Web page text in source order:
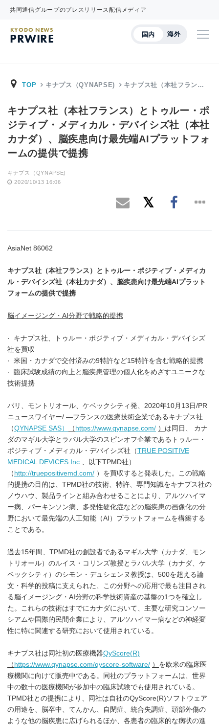
共同通信グループのプレスリリース配信メディア
国内 海外
KYODO NEWS
PRWIRE
TOP キナプス（QYNAPSE) キナプス社（本社フラン…
キナプス社（本社フランス）とトゥルー・ポ
ジティブ・メディカル・デバイシズ社（本社
カナダ）、脳疾患向け最先端AIプラットフォ
ームの提供で提携
キナプス（QYNAPSE)
2020/10/13 16:06
AsiaNet 86062
キナプス社（本社フランス）とトゥルー・ポジティブ・メディカ
ル・デバイシズ社（本社カナダ）、脳疾患向け最先端AI プラット
フォームの提供で提携
脳イメージング・ AI 分野で戦略的提携
· キナプス社、トゥルー・ポジティブ・メディカル・デバイシズ
社を買収
· 米国・カナダで交付済みの9特許など15特許を含む戦略的提携
· 臨床試験成績の向上と脳疾患管理の個人化をめざすユニークな
技術提携
パリ、モントリオール、ケベックシティ発、2020年10月13日/PR
ニュースワイヤー/ ―フランスの医療技術企業であるキナプス社
（QYNAPSE SAS） （ https://www.qynapse.com/ ） は同日、 カナ
ダのマギル大学とラバル大学のスピンオフ企業であるトゥルー・
ポジティブ・メディカル・デバイシズ社（TRUE POSITIVE
MEDICAL DEVICES Inc.、以下TPMD社）
（ http://truepositivemd.com/ ）を買収すると発表した。この戦略
的提携の目的は、TPMD社の技術、特許、専門知識をキナプス社の
ノウハウ、製品ラインと組み合わせることにより、アルツハイマ
ー病、パーキンソン病、多発性硬化症などの脳疾患の画像化の分
野において最先端の人工知能（AI）プラットフォームを構築する
ことである。
過去15年間、TPMD社の創設者であるマギル大学（カナダ、モン
トリオール）のルイス・コリンズ教授とラバル大学（カナダ、ケ
ベックシティ）のシモン・デュシェンヌ教授は、500を超える論
文・科学的投稿に支えられた、この分野への応用で最も注目され
る脳イメージング・AI分野の科学技術資産の基盤の1つを確立し
た。これらの技術はすでにカナダにおいて、主要な研究コンソー
シアムや国際的民間企業により、アルツハイマー病などの神経変
性に特に関連する研究において使用されている。
キナプス社は同社初の医療機器QyScore(R)
（ https://www.qynapse.com/qyscore-software/ ） を欧米の臨床医
療機関に向けて販売中である。同社のプラットフォームは、世界
中の数十の医療機関が参加中の臨床試験でも使用されている。
TPMD社との提携により、同社は自社のQyScore(R)ソフトウェア
の用途を、脳卒中、てんかん、自閉症、統合失調症、頭部外傷の
ような他の脳疾患に広げられるほか、各患者の臨床的な病状の進